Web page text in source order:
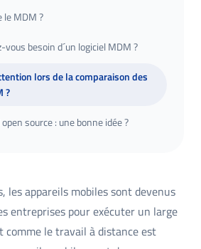
le MDM ?
vous besoin d´un logiciel MDM ?
lors de la comparaison des
?
source : une bonne idée ?
les appareils mobiles sont devenus
entreprises pour exécuter un large
comme le travail à distance est